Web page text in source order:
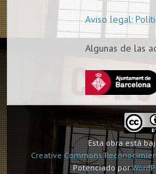
Aviso legal:
Algunas de las
Esta obra está
Creative Commons
Potenciado por